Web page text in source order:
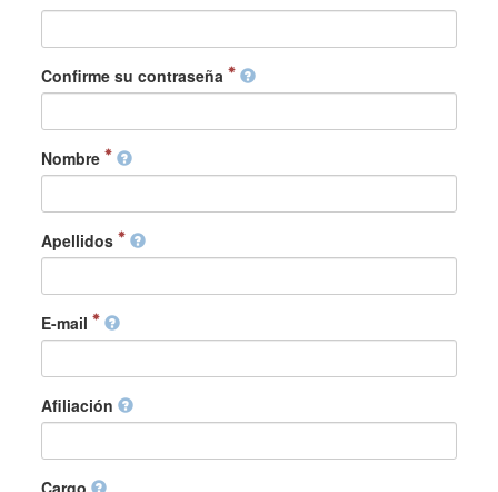
Confirme su contraseña
Nombre
Apellidos
E-mail
Afiliación
Cargo